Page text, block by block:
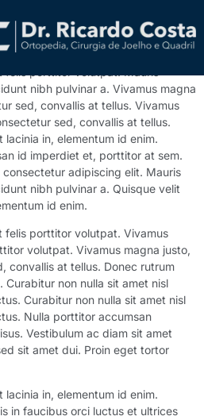
Três
id imperdiet et, porttitor at sem.
nibh pulvinar a. Vivamus magna
sed, convallis at tellus. Vivamus
sed, convallis at tellus.
in, elementum id enim.
id imperdiet et, porttitor at sem.
adipiscing elit. Mauris
nibh pulvinar a. Quisque velit
id enim.
felis porttitor volutpat. Vivamus
volutpat. Vivamus magna justo,
convallis at tellus. Donec rutrum
non nulla sit amet nisl
Curabitur non nulla sit amet nisl
Nulla porttitor accumsan
Vestibulum ac diam sit amet
sit amet dui. Proin eget tortor
in, elementum id enim.
in faucibus orci luctus et ultrices